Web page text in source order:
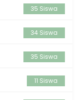
35 Siswa
34 Siswa
35 Siswa
11 Siswa